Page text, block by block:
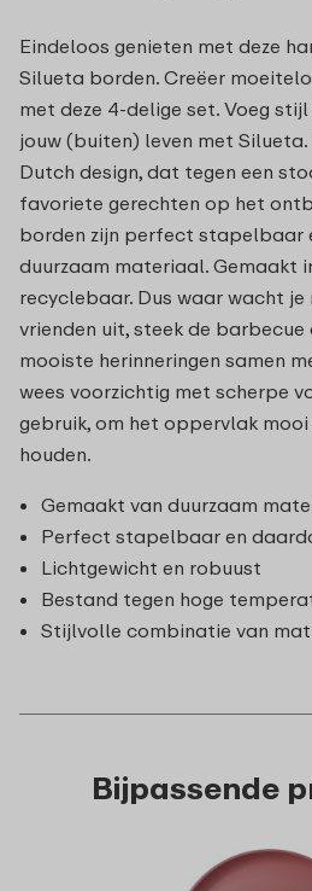
Eindeloos genieten met deze
Silueta borden. Creëer
met deze 4-delige set. Voeg
jouw (buiten) leven met Silueta.
Dutch design, dat tegen een
favoriete gerechten op het
borden zijn perfect stapelbaar
duurzaam materiaal. Gemaakt
recyclebaar. Dus waar wacht je
vrienden uit, steek de barbecue
mooiste herinneringen samen
wees voorzichtig met scherpe
gebruik, om het oppervlak
houden.
Gemaakt van duurzaam
Perfect stapelbaar en
Lichtgewicht en robuust
Bestand tegen hoge
Stijlvolle combinatie van mat
Bijpassende